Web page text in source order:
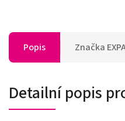
Popis Značka
Detailní popis